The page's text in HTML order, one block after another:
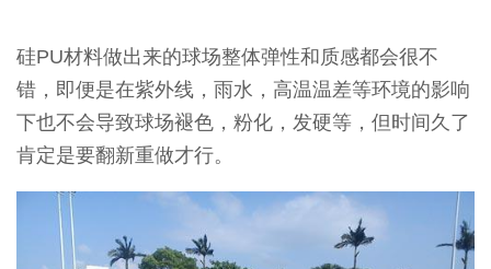
硅PU材料做出来的球场整体弹性和质感都会很不
错，即便是在紫外线，雨水，高温温差等环境的影响
下也不会导致球场褪色，粉化，发硬等，但时间久了
肯定是要翻新重做才行。